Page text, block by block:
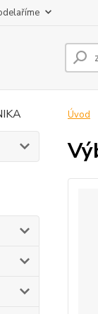
Úvod